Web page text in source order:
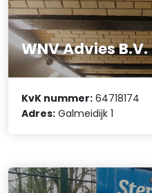
WNV Advies B.V.
KvK nummer: 64718174
Adres: Galmeidijk 1